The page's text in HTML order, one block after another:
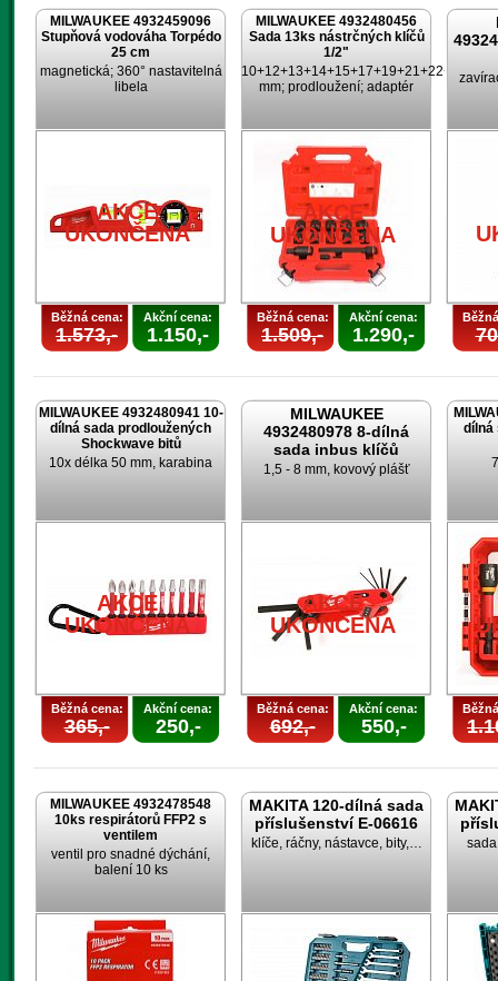
MILWAUKEE 4932459096
Stupňová vodováha Torpédo
25 cm
magnetická; 360° nastavitelná
libela
AKCE
UKONČENA
Běžná cena:
1.573,-
Akční cena:
1.150,-
MILWAUKEE 4932480456
Sada 13ks nástrčných klíčů
1/2"
10+12+13+14+15+17+19+21+22+24
mm; prodloužení; adaptér
AKCE
UKONČENA
Běžná cena:
1.509,-
Akční cena:
1.290,-
MILWAUKEE 4932480941 10-
dílná sada prodloužených
Shockwave bitů
10x délka 50 mm, karabina
AKCE
UKONČENA
Běžná cena:
365,-
Akční cena:
250,-
MILWAUKEE
4932480978 8-dílná
sada inbus klíčů
1,5 - 8 mm, kovový plášť
AKCE
UKONČENA
Běžná cena:
692,-
Akční cena:
550,-
dílná
MILWAUKEE 4932478548
10ks respirátorů FFP2 s
ventilem
ventil pro snadné dýchání,
balení 10 ks
MAKITA 120-dílná sada
příslušenství E-06616
klíče, ráčny, nástavce, bity,…